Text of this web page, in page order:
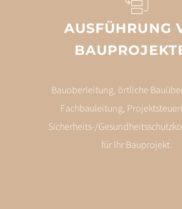
AUSFÜHRUNG
Bauoberleitung, örtliche
Fachbauleitung,
Sicherheits-/
für Ihr Bauprojekt.